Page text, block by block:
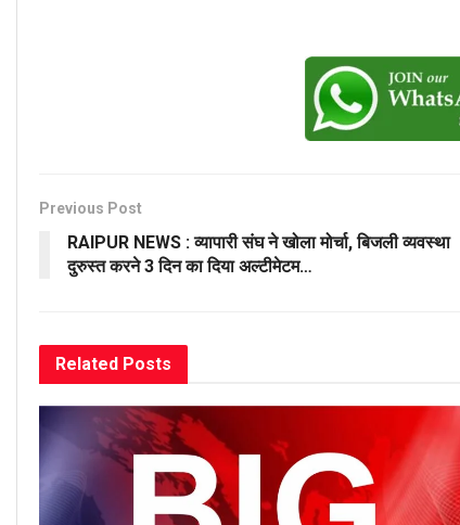
Previous Post
RAIPUR NEWS : व्यापारी संघ ने खोला मोर्चा, बिजली व्यवस्था
दुरुस्त करने 3 दिन का दिया अल्टीमेटम…
Related Posts